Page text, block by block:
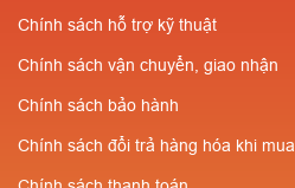
Chính sách hỗ trợ kỹ thuật
Chính sách vận chuyển, giao nhận
Chính sách bảo hành
Chính sách đổi trả hàng hóa khi mua